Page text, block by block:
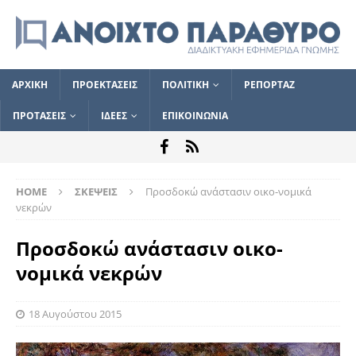
ΑΡΧΙΚΗ ΠΡΟΕΚΤΑΣΕΙΣ ΠΟΛΙΤΙΚΗ ΡΕΠΟΡΤΑΖ
ΠΡΟΤΑΣΕΙΣ ΙΔΕΕΣ ΕΠΙΚΟΙΝΩΝΙΑ
HOME ΣΚΕΨΕΙΣ
Προσδοκώ ανάστασιν οικο-νομικά
νεκρών
Προσδοκώ ανάστασιν οικο-
νομικά νεκρών
18 Αυγούστου 2015